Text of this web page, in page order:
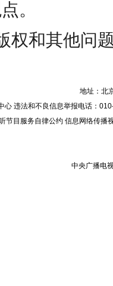
。
权和其他问
地址：北
心违法和不良信息举报电话：
节目服务自律公约 信息网络传播
中央广播电